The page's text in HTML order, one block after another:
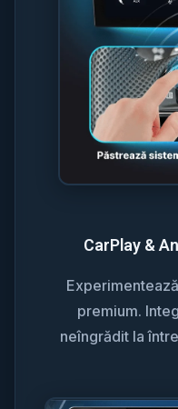
CarPlay &
premium.
neîngrădit la